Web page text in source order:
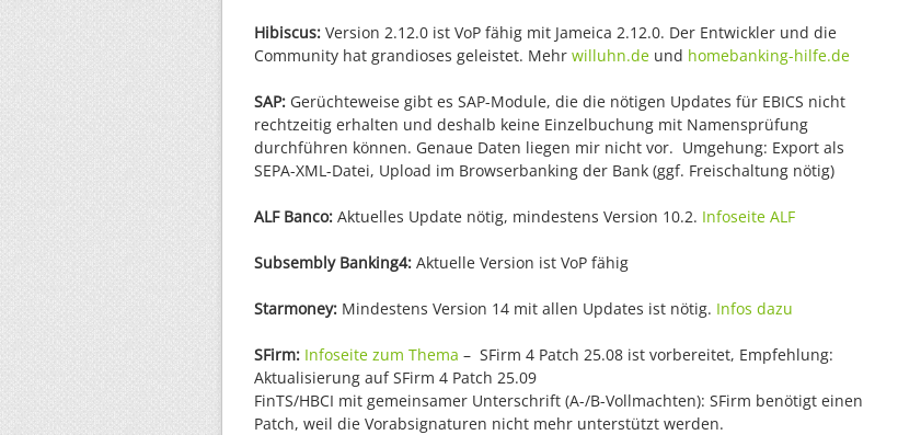
Hibiscus: Version 2.12.0 ist VoP fähig mit Jameica 2.12.0. Der Entwickler und die
Community hat grandioses geleistet. Mehr willuhn.de und homebanking-hilfe.de
SAP: Gerüchteweise gibt es SAP-Module, die die nötigen Updates für EBICS nicht
rechtzeitig erhalten und deshalb keine Einzelbuchung mit Namensprüfung
durchführen können. Genaue Daten liegen mir nicht vor. Umgehung: Export als
SEPA-XML-Datei, Upload im Browserbanking der Bank (ggf. Freischaltung nötig)
ALF Banco: Aktuelles Update nötig, mindestens Version 10.2. Infoseite ALF
Subsembly Banking4: Aktuelle Version ist VoP fähig
Starmoney: Mindestens Version 14 mit allen Updates ist nötig. Infos dazu
SFirm: Infoseite zum Thema – SFirm 4 Patch 25.08 ist vorbereitet, Empfehlung:
Aktualisierung auf SFirm 4 Patch 25.09
FinTS/HBCI mit gemeinsamer Unterschrift (A-/B-Vollmachten): SFirm benötigt einen
Patch, weil die Vorabsignaturen nicht mehr unterstützt werden.